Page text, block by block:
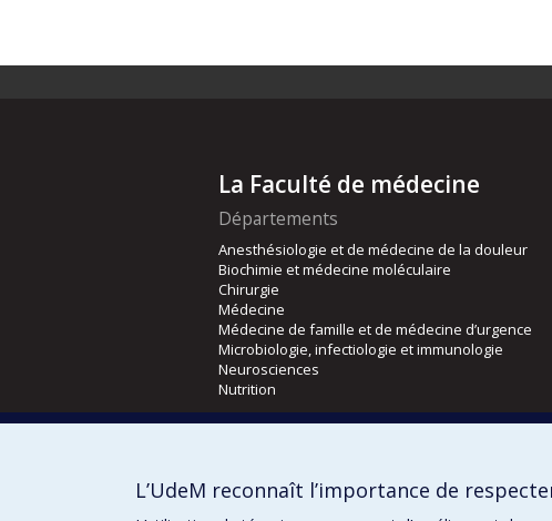
La Faculté de médecine
Départements
Anesthésiologie et de médecine de la douleur
Biochimie et médecine moléculaire
Chirurgie
Médecine
Médecine de famille et de médecine d’urgence
Microbiologie, infectiologie et immunologie
Neurosciences
Nutrition
Orthophonie et audiologie
L’UdeM reconnaît l’importance de